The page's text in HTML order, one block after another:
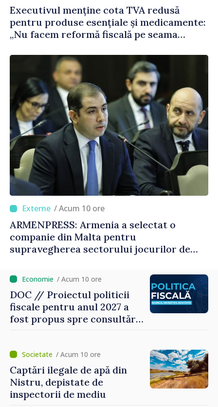
Executivul menține cota TVA redusă
pentru produse esențiale și medicamente:
„Nu facem reformă fiscală pe seama
/ Acum 10 ore
ARMENPRESS: Armenia a selectat o
companie din Malta pentru
supravegherea sectorului jocurilor de
/ Acum 10 ore
DOC // Proiectul politicii
fiscale pentru anul 2027 a
fost propus spre consultări
/ Acum 10 ore
Captări ilegale de apă din
Nistru, depistate de
inspectorii de mediu